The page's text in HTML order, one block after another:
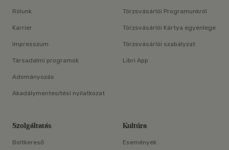
Rólunk
Karrier
Impresszum
Társadalmi programok
Adományozás
Akadálymentesítési nyilatkozat
Törzsvásárlói Programunkról
Törzsvásárlói Kártya egyenlege
Törzsvásárlói szabályzat
Libri App
Szolgáltatás
Boltkereső
Kultúra
Események